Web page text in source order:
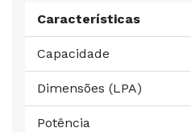
Características
Capacidade
Dimensões (LPA)
Potência